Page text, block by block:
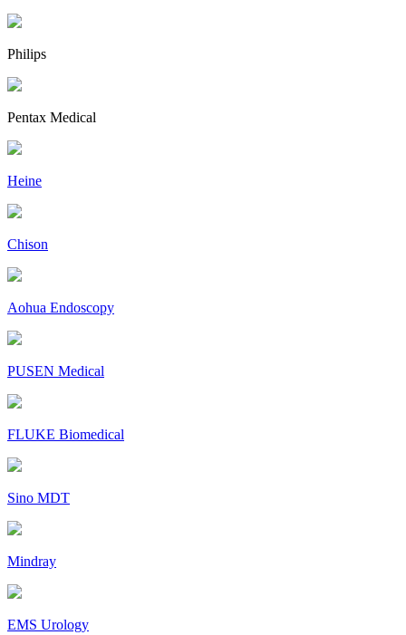
Philips
Pentax Medical
Heine
Chison
Aohua Endoscopy
PUSEN Medical
FLUKE Biomedical
Sino MDT
Mindray
EMS Urology